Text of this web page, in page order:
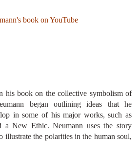
book on YouTube
his book on the collective symbolism of
began outlining ideas that he
in some of his major works, such as
a New Ethic. Neumann uses the story
illustrate the polarities in the human soul,